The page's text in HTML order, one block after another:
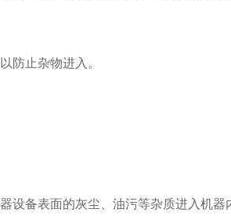
止杂物进入。
备表面的灰尘、油污等杂质进入机器